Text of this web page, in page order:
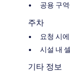
공용 구
주차
요청 시
시설 내
기타 정보